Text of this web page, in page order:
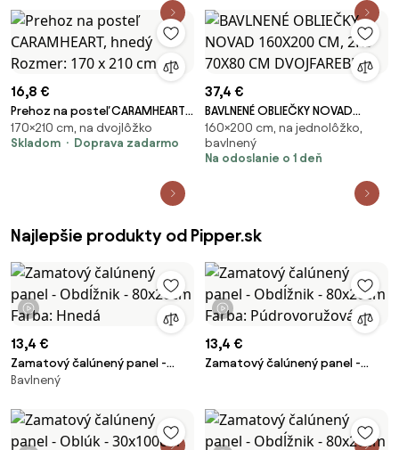
16,8 €
Prehoz na posteľ CARAMHEART,
hnedý Rozmer: 170 x 210 cm
170×210 cm, na dvojlôžko
Skladom
Doprava zadarmo
37,4 €
BAVLNENÉ OBLIEČKY NOVAD
160X200 CM, 2KS 70X80 CM
DVOJFAREBNÉ
160×200 cm, na jednolôžko,
bavlnený
Na odoslanie o 1 deň
Najlepšie produkty od Pipper.sk
1 video
13,4 €
Zamatový čalúnený panel -
Obdĺžnik - 80x20cm Farba:
Bavlnený
1 video
13,4 €
Zamatový čalúnený panel -